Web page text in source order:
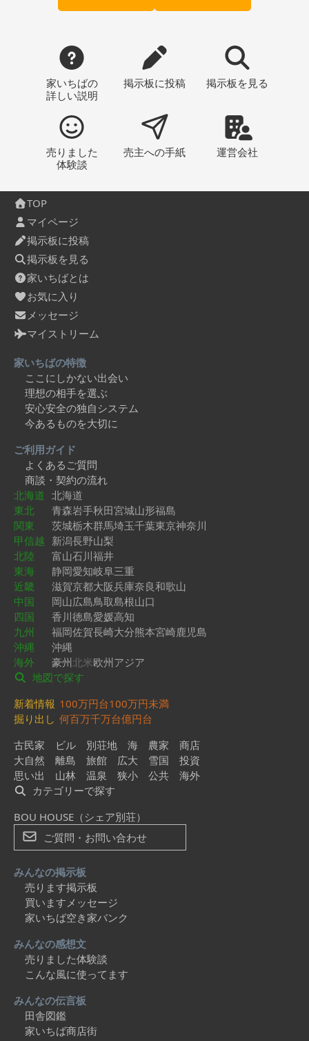
家いちばの
詳しい説明
掲示板に投稿 掲示板 を見る
売りました
体験談
売主への手紙 運営会社
TOP
マイページ
掲示板に投稿
掲示板を見る
家いちばとは
お気に入り
メッセージ
マイストリーム
家いちばの特徴
ここにしかない出会い
理想の相手を選ぶ
安心安全の独自システム
今あるものを大切に
ご利用ガイド
よくあるご質問
商談・契約の流れ
北海道 北海道
東北
青森岩手秋田宮城山形福島
関東
茨城栃木群馬埼玉千葉東京神奈川
甲信越 新潟長野山梨
北陸
富山石川福井
東海
静岡愛知岐阜三重
近畿
滋賀京都大阪兵庫奈良和歌山
中国
岡山広島鳥取島根山口
四国
香川徳島愛媛高知
九州
福岡佐賀長崎大分熊本宮崎鹿児島
沖縄
沖縄
海外
豪州北米欧州アジア
地図で探す
新着情報 100万円台100万円未満
掘り出し 何百万千万台億円台
古民家
ビル 別荘地 海 農家
商店
大自然
離島 旅館 広大 雪国
投資
思い出
山林 温泉 狭小 公共
海外
カテゴリーで探す
BOU HOUSE（シェア別荘）
ご質問・お問い合わせ
みんなの掲示板
売ります掲示板
買いますメッセージ
家いちば空き家バンク
みんなの感想文
売りました体験談
こんな風に使ってます
みんなの伝言板
田舎図鑑
家いちば商店街